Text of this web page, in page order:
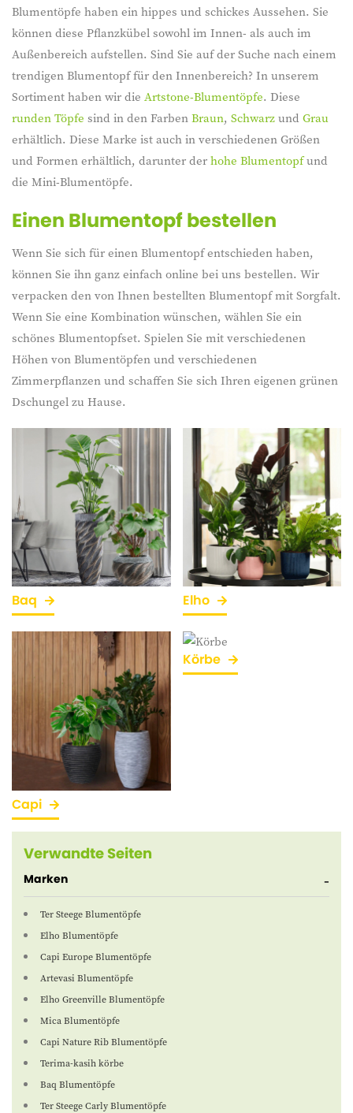
Blumentöpfe haben ein hippes und schickes Aussehen. Sie
können diese Pflanzkübel sowohl im Innen- als auch im
Außenbereich aufstellen. Sind Sie auf der Suche nach einem
trendigen Blumentopf für den Innenbereich? In unserem
Sortiment haben wir die Artstone-Blumentöpfe. Diese
runden Töpfe sind in den FarbenBraun, Schwarzund Grau
erhältlich. Diese Marke ist auch in verschiedenen Größen
und Formen erhältlich, darunter derhohe Blumentopfund
die Mini-Blumentöpfe.
Einen Blumentopf bestellen
Wenn Sie sich für einen Blumentopf entschieden haben,
können Sie ihn ganz einfach online bei uns bestellen. Wir
verpacken den von Ihnen bestellten Blumentopf mit Sorgfalt.
Wenn Sie eine Kombination wünschen, wählen Sie ein
schönes Blumentopfset. Spielen Sie mit verschiedenen
Höhen von Blumentöpfen und verschiedenen
Zimmerpflanzen und schaffen Sie sich Ihren eigenen grünen
Dschungel zu Hause.
Baq Elho
Capi
Körbe
Verwandte Seiten
Marken
Ter Steege Blumentöpfe
Elho Blumentöpfe
Capi Europe Blumentöpfe
Artevasi Blumentöpfe
Elho Greenville Blumentöpfe
Mica Blumentöpfe
Capi Nature Rib Blumentöpfe
Terima-kasih körbe
Baq Blumentöpfe
Ter Steege Carly Blumentöpfe